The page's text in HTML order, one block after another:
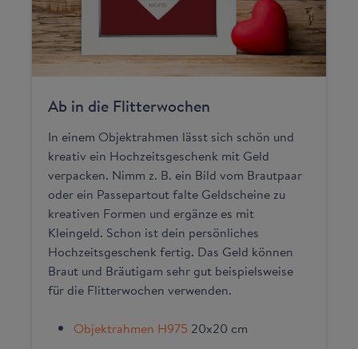
Ab in die Flitterwochen
In einem Objektrahmen lässt sich schön und
kreativ ein Hochzeitsgeschenk mit Geld
verpacken. Nimm z. B. ein Bild vom Brautpaar
oder ein Passepartout falte Geldscheine zu
kreativen Formen und ergänze es mit
Kleingeld. Schon ist dein persönliches
Hochzeitsgeschenk fertig. Das Geld können
Braut und Bräutigam sehr gut beispielsweise
für die Flitterwochen verwenden.
Objektrahmen H975 20x20 cm